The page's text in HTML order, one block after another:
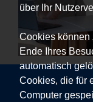
über Ihr
Cookies können
Ende Ihres
automatisch
Cookies, die für
Computer